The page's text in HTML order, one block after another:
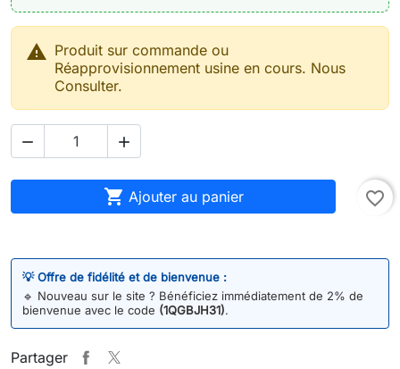
 Produit sur commande ou
Réapprovisionnement usine en cours. Nous
Consulter.
 
 Ajouter au panier favorite_border
💡 Offre de fidélité et de bienvenue :
🔹 Nouveau sur le site ? Bénéficiez immédiatement de 2% de
bienvenue avec le code (1QGBJH31).
Partager